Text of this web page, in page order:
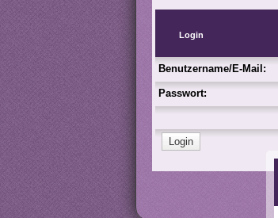
Login
Benutzername/E-Mail:
Passwort: